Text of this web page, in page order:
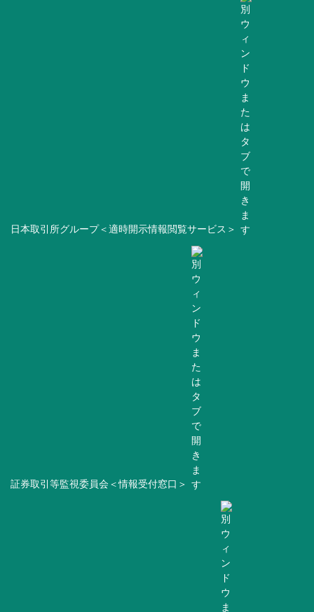
日本取引所グループ＜適時開示情報閲覧サービス＞
証券取引等監視委員会＜情報受付窓口＞